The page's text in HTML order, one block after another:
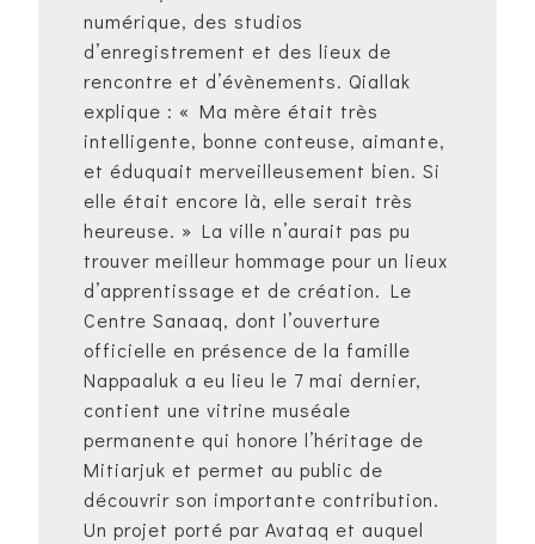
numérique, des studios
d’enregistrement et des lieux de
rencontre et d’évènements. Qiallak
explique : « Ma mère était très
intelligente, bonne conteuse, aimante,
et éduquait merveilleusement bien. Si
elle était encore là, elle serait très
heureuse. » La ville n’aurait pas pu
trouver meilleur hommage pour un lieux
d’apprentissage et de création. Le
Centre Sanaaq, dont l’ouverture
officielle en présence de la famille
Nappaaluk a eu lieu le 7 mai dernier,
contient une vitrine muséale
permanente qui honore l’héritage de
Mitiarjuk et permet au public de
découvrir son importante contribution.
Un projet porté par Avataq et auquel